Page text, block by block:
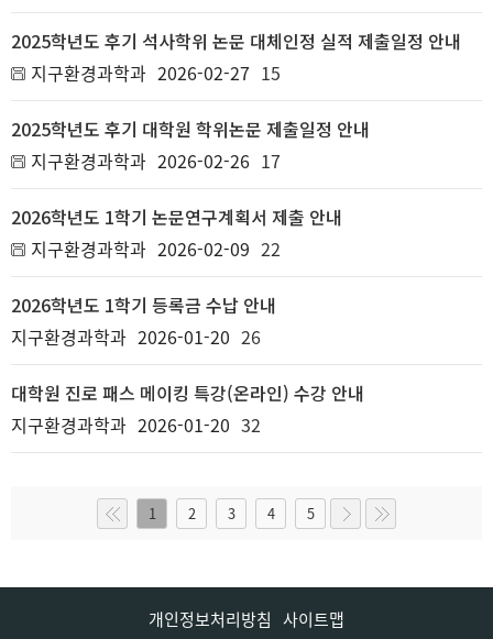
2025학년도 후기 석사학위 논문 대체인정 실적 제출일정 안내
지구환경과학과 2026-02-27 15
2025학년도 후기 대학원 학위논문 제출일정 안내
지구환경과학과 2026-02-26 17
2026학년도 1학기 논문연구계획서 제출 안내
지구환경과학과 2026-02-09 22
2026학년도 1학기 등록금 수납 안내
지구환경과학과 2026-01-20 26
대학원 진로 패스 메이킹 특강(온라인) 수강 안내
지구환경과학과 2026-01-20 32
1 2 3 4 5
개인정보처리방침 사이트맵